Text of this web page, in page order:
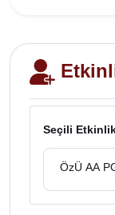
Seçili
ÖzÜ AA